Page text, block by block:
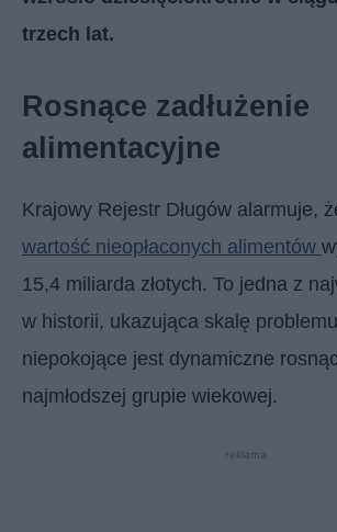
trzech lat.
Rosnące zadłużenie
alimentacyjne
Krajowy Rejestr Długów alarmuje,
wartość nieopłaconych alimentów
15,4 miliarda złotych. To jedna z
w historii, ukazująca skalę
niepokojące jest dynamiczne
najmłodszej grupie wiekowej.
reklama